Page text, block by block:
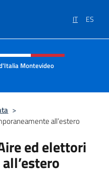
IT ES
e menù
Montevideo
>
all’estero
ed elettori